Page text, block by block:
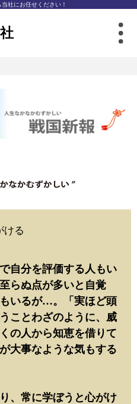
当社にお任せください！
ける
自分を評価する人もい
らぬ点が多いと自覚
いるが…。「実ほど頭
ことわざのように、威
の人から知恵を借りて
大事なような気もする
、常に学ぼうと心がけ